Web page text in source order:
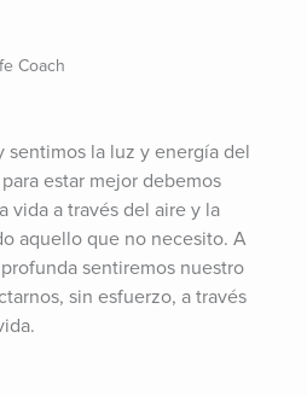
Coach
sentimos la luz y energía del
estar mejor debemos
vida a través del aire y la
aquello que no necesito. A
sentiremos nuestro
sin esfuerzo, a través